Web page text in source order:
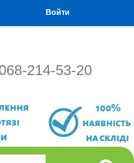
Войти
214-53-20